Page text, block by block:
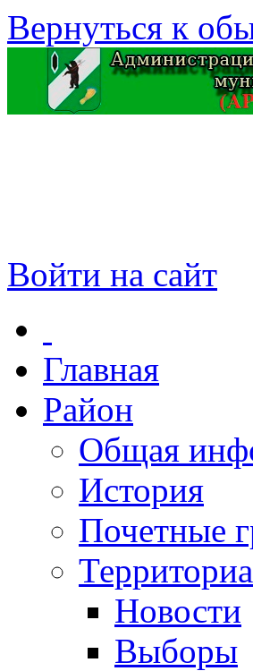
Вернуться к
Войти на сайт
Главная
Район
Общая
История
Почетные
Новости
Выборы